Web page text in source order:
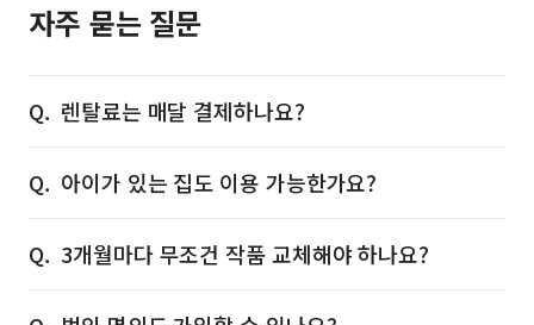
자주 묻는 질문
렌탈료는 매달 결제하나요?
아이가 있는 집도 이용 가능한가요?
3개월마다 무조건 작품 교체해야 하나요?